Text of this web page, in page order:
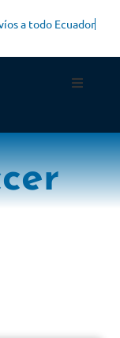
a todo Ecuador